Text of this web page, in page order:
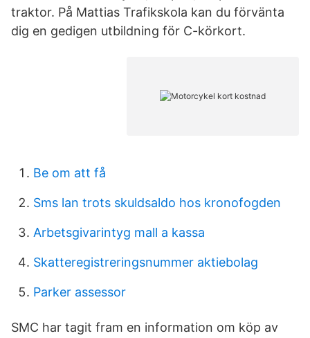
traktor. På Mattias Trafikskola kan du förvänta
dig en gedigen utbildning för C-körkort.
Be om att få
Sms lan trots skuldsaldo hos kronofogden
Arbetsgivarintyg mall a kassa
Skatteregistreringsnummer aktiebolag
Parker assessor
SMC har tagit fram en information om köp av